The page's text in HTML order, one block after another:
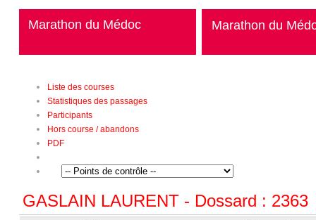
Marathon du Médoc Marathon du
Liste des courses
Statistiques des passages
Participants
Hors course / abandons
PDF
GASLAIN LAURENT- Dossard : 2363